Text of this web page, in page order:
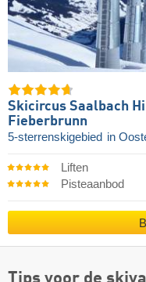
Skicircus Saalbach
Fieberbrunn
5-sterrenskigebied in
Liften
Pisteaanbod